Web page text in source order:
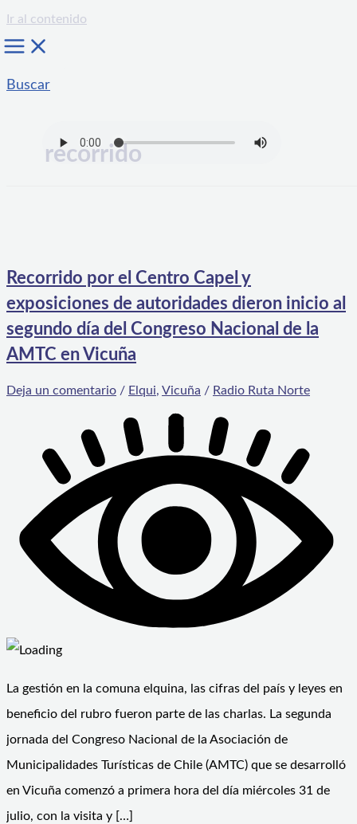
Ir al contenido
Buscar
recorrido
Recorrido por el Centro Capel y
exposiciones de autoridades dieron inicio al
segundo día del Congreso Nacional de la
AMTC en Vicuña
Deja un comentario / Elqui, Vicuña / Radio Ruta Norte
La gestión en la comuna elquina, las cifras del país y leyes en
beneficio del rubro fueron parte de las charlas. La segunda
jornada del Congreso Nacional de la Asociación de
Municipalidades Turísticas de Chile (AMTC) que se desarrolló
en Vicuña comenzó a primera hora del día miércoles 31 de
julio, con la visita y […]